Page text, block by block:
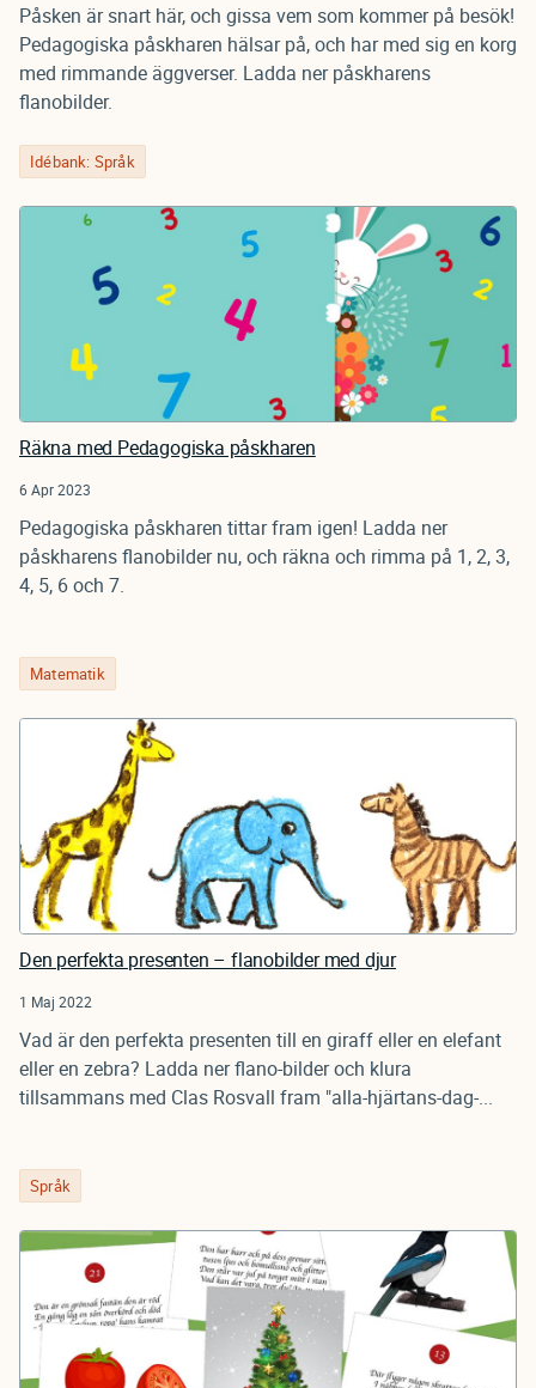
Påsken är snart här, och gissa vem som kommer på besök!
Pedagogiska påskharen hälsar på, och har med sig en korg
med rimmande äggverser. Ladda ner påskharens
flanobilder.
Idébank: Språk
Räkna med Pedagogiska påskharen
6 Apr 2023
Pedagogiska påskharen tittar fram igen! Ladda ner
påskharens flanobilder nu, och räkna och rimma på 1, 2, 3,
4, 5, 6 och 7.
Matematik
Den perfekta presenten – flanobilder med djur
1 Maj 2022
Vad är den perfekta presenten till en giraff eller en elefant
eller en zebra? Ladda ner flano-bilder och klura
tillsammans med Clas Rosvall fram "alla-hjärtans-dag-...
Språk